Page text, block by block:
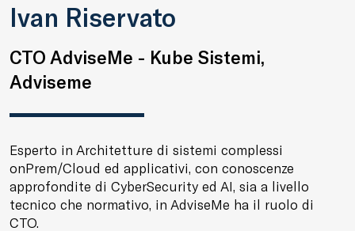
Ivan Riservato
CTO AdviseMe - Kube Sistemi,
Adviseme
Esperto in Architetture di sistemi complessi
onPrem/Cloud ed applicativi, con conoscenze
approfondite di CyberSecurity ed AI, sia a livello
tecnico che normativo, in AdviseMe ha il ruolo di
CTO.